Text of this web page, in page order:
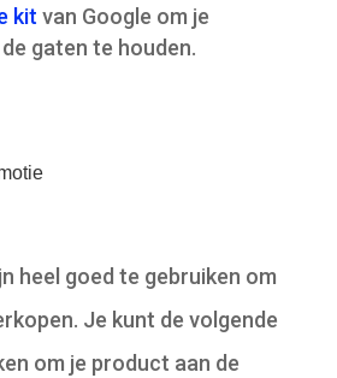
kit van Google om je
gaten te houden.
heel goed te gebruiken om
Je kunt de volgende
om je product aan de